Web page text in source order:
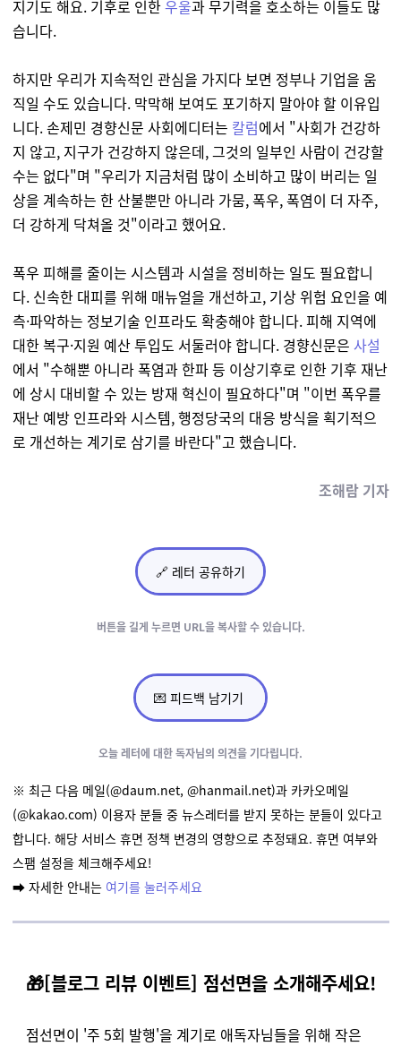
지기도 해요. 기후로 인한우울과 무기력을 호소하는 이들도 많
습니다.
하지만 우리가 지속적인 관심을 가지다 보면 정부나 기업을 움
직일 수도 있습니다. 막막해 보여도 포기하지 말아야 할 이유입
니다. 손제민 경향신문 사회에디터는 칼럼에서 "사회가 건강하
지 않고, 지구가 건강하지 않은데, 그것의 일부인 사람이 건강할
수는 없다"며 "우리가 지금처럼 많이 소비하고 많이 버리는 일
상을 계속하는 한 산불뿐만 아니라 가뭄, 폭우, 폭염이 더 자주,
더 강하게 닥쳐올 것"이라고 했어요.
폭우 피해를 줄이는 시스템과 시설을 정비하는 일도 필요합니
다. 신속한 대피를 위해 매뉴얼을 개선하고, 기상 위험 요인을 예
측·파악하는 정보기술 인프라도 확충해야 합니다. 피해 지역에
대한 복구·지원 예산 투입도 서둘러야 합니다. 경향신문은 사설
에서 "수해뿐 아니라 폭염과 한파 등 이상기후로 인한 기후 재난
에 상시 대비할 수 있는 방재 혁신이 필요하다"며 "이번 폭우를
재난 예방 인프라와 시스템, 행정당국의 대응 방식을 획기적으
로 개선하는 계기로 삼기를 바란다"고 했습니다.
조해람 기자
🔗 레터 공유하기
버튼을 길게 누르면 URL을 복사할 수 있습니다.
💌 피드백 남기기
오늘 레터에 대한독자님의 의견을 기다립니다.
※ 최근 다음 메일(@daum.net, @hanmail.net)과 카카오메일
(@kakao.com) 이용자 분들 중 뉴스레터를 받지 못하는 분들이 있다고
합니다. 해당 서비스 휴면 정책 변경의 영향으로 추정돼요. 휴면 여부와
스팸 설정을 체크해주세요!
➡️ 자세한 안내는 여기를 눌러주세요
🎁[블로그 리뷰 이벤트] 점선면을 소개해주세요!
점선면이 '주 5회 발행'을 계기로 애독자님들을 위해 작은